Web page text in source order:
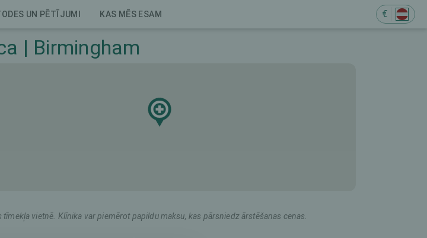
UN PĒTĪJUMI KAS MĒS ESAM €
| Birmingham
vietnē. Klīnika var piemērot papildu maksu, kas pārsniedz ārstēšanas cenas.